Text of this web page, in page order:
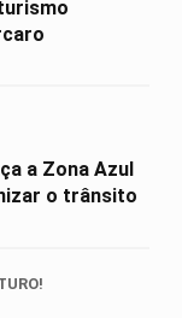
a Zona Azul
o trânsito